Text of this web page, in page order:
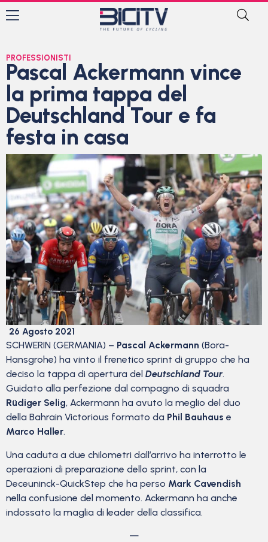
PROFESSIONISTI
Pascal Ackermann vince
la prima tappa del
Deutschland Tour e fa
festa in casa
26 Agosto 2021
SCHWERIN (GERMANIA) – Pascal Ackermann (Bora-
Hansgrohe) ha vinto il frenetico sprint di gruppo che ha
deciso la tappa di apertura del Deutschland Tour.
Guidato alla perfezione dal compagno di squadra
Rüdiger Selig, Ackermann ha avuto la meglio del duo
della Bahrain Victorious formato da Phil Bauhaus e
Marco Haller.
Una caduta a due chilometri dall’arrivo ha interrotto le
operazioni di preparazione dello sprint, con la
Deceuninck-QuickStep che ha perso Mark Cavendish
nella confusione del momento. Ackermann ha anche
indossato la maglia di leader della classifica.
—